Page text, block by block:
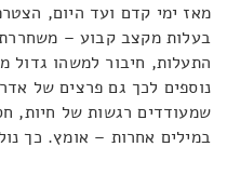
מאז ימי קדם ועד היום,
בעלות מקצב קבוע –
התעלות, חיבור למשהו גדול
נוספים לכך גם פרצים של
שמעודדים רגשות של חיות,
במילים אחרות – אומץ. כך